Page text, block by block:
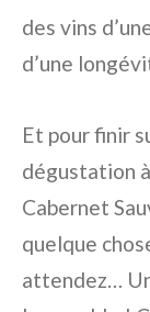
des vins
d’une
Et pour finir
dégustation
Cabernet
quelque
attendez…